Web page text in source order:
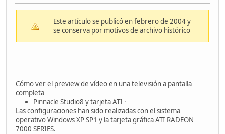
Este artículo se publicó en febrero de 2004 y
se conserva por motivos de archivo histórico
Cómo ver el preview de vídeo en una televisión a pantalla
completa
Pinnacle Studio8 y tarjeta ATI ·
Las configuraciones han sido realizadas con el sistema
operativo Windows XP SP1 y la tarjeta gráfica ATI RADEON
7000 SERIES.